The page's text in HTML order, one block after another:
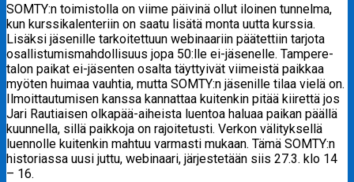
SOMTY:n toimistolla on viime päivinä ollut iloinen tunnelma,
kun kurssikalenteriin on saatu lisätä monta uutta kurssia.
Lisäksi jäsenille tarkoitettuun webinaariin päätettiin tarjota
osallistumismahdollisuus jopa 50:lle ei-jäsenelle. Tampere-
talon paikat ei-jäsenten osalta täyttyivät viimeistä paikkaa
myöten huimaa vauhtia, mutta SOMTY:n jäsenille tilaa vielä on.
Ilmoittautumisen kanssa kannattaa kuitenkin pitää kiirettä jos
Jari Rautiaisen olkapää-aiheista luentoa haluaa paikan päällä
kuunnella, sillä paikkoja on rajoitetusti. Verkon välityksellä
luennolle kuitenkin mahtuu varmasti mukaan. Tämä SOMTY:n
historiassa uusi juttu, webinaari, järjestetään siis 27.3. klo 14
– 16.